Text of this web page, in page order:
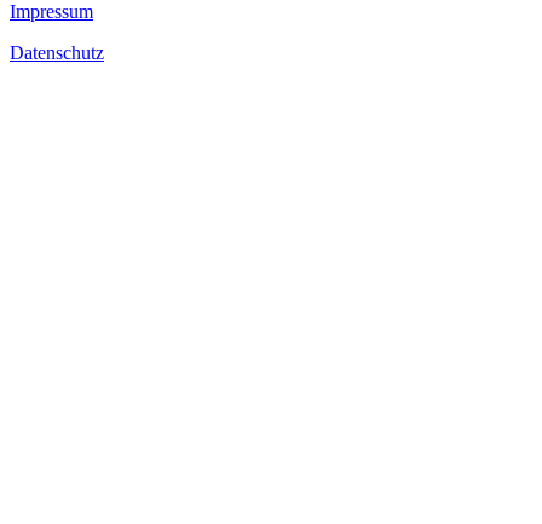
Impressum
Datenschutz